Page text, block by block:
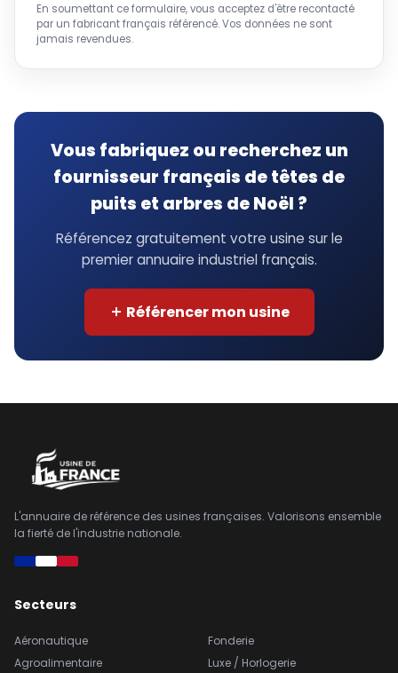
En soumettant ce formulaire, vous acceptez d'être recontacté
par un fabricant français référencé. Vos données ne sont
jamais revendues.
Vous fabriquez ou recherchez un
fournisseur français de têtes de
puits et arbres de Noël ?
Référencez gratuitement votre usine sur le
premier annuaire industriel français.
Référencer mon usine
L'annuaire de référence des usines françaises. Valorisons ensemble
la fierté de l'industrie nationale.
Secteurs
Aéronautique
Agroalimentaire
Fonderie
Luxe / Horlogerie